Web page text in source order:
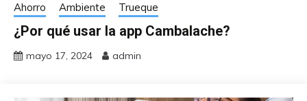
Ahorro Ambiente Trueque
¿Por qué usar la app Cambalache?
mayo 17, 2024 admin